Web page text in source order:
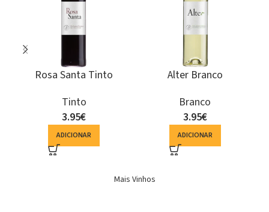
Terras de Monforte
Branco
Branco
6.94€
Herdade do Perdigão
Espumante
10.15€
ADICIONAR